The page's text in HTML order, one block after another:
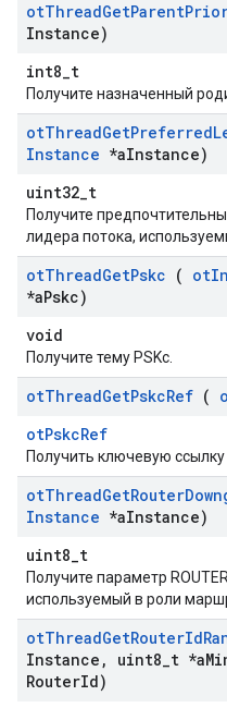
otThreadGetParent
Instance)
int8_t
Получите назначенный
otThreadGetPreferred
Instance *aInstance)
uint32_t
Получите
лидера потока,
otThreadGetPskc ( ot
*aPskc)
void
Получите тему PSKc.
otThreadGetPskcRef (
otPskcRef
Получить ключевую ссылку
otThreadGetRouter
Instance *aInstance)
uint8_t
Получите параметр
используемый в роли
otThreadGetRouterId
Instance , uint8 t *a
RouterId)